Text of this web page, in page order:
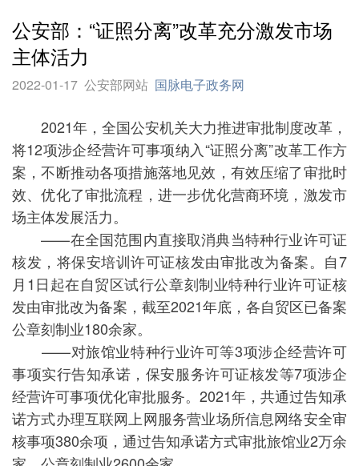
公安部：“证照分离”改革充分激发市场
主体活力
2022-01-17 公安部网站 国脉电子政务网
2021年，全国公安机关大力推进审批制度改革，
将12项涉企经营许可事项纳入“证照分离”改革工作方
案，不断推动各项措施落地见效，有效压缩了审批时
效、优化了审批流程，进一步优化营商环境，激发市
场主体发展活力。
——在全国范围内直接取消典当特种行业许可证
核发，将保安培训许可证核发由审批改为备案。自7
月1日起在自贸区试行公章刻制业特种行业许可证核
发由审批改为备案，截至2021年底，各自贸区已备案
公章刻制业180余家。
——对旅馆业特种行业许可等3项涉企经营许可
事项实行告知承诺，保安服务许可证核发等7项涉企
经营许可事项优化审批服务。2021年，共通过告知承
诺方式办理互联网上网服务营业场所信息网络安全审
核事项380余项，通过告知承诺方式审批旅馆业2万余